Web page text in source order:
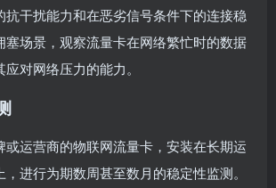
抗干扰能力和在恶劣信号条件下的连接稳
塞场景，观察流量卡在网络繁忙时的数据
对网络压力的能力。
或运营商的物联网流量卡，安装在长期运
进行为期数周甚至数月的稳定性监测。